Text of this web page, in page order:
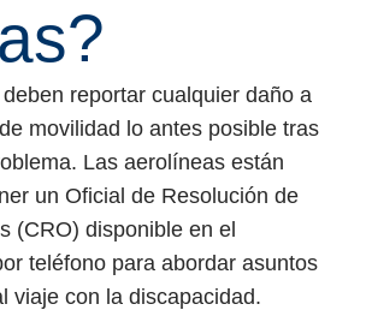
reportar cualquier daño a
movilidad lo antes posible tras
Las aerolíneas están
un Oficial de Resolución de
(CRO) disponible en el
teléfono para abordar asuntos
viaje con la discapacidad.